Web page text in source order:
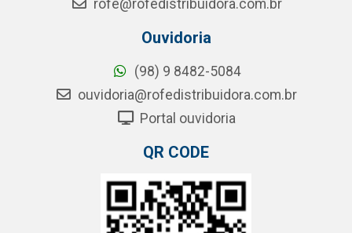
rofe@rofedistribuidora.com.br
Ouvidoria
(98) 9 8482-5084
ouvidoria@rofedistribuidora.com.br
Portal ouvidoria
QR CODE